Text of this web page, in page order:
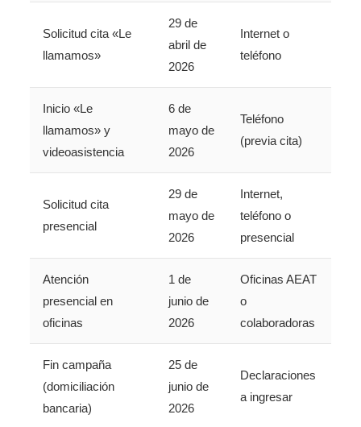
Solicitud cita «Le
llamamos»
29 de
abril de
2026
Internet o
teléfono
Inicio «Le
llamamos» y
videoasistencia
6 de
mayo de
2026
Teléfono
(previa cita)
Solicitud cita
presencial
29 de
mayo de
2026
Internet,
teléfono o
presencial
Atención
presencial en
oficinas
1 de
junio de
2026
Oficinas AEAT
o
colaboradoras
Fin campaña
(domiciliación
bancaria)
25 de
junio de
2026
Declaraciones
a ingresar